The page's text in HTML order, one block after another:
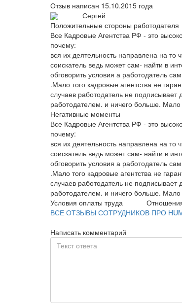
Отзыв написан 15.10.2015 года
Сергей
Положительные стороны работодателя
Все Кадровые Агентства РФ - это
почему:
вся их деятельность направлена на
соискатель ведь может сам- найти в
обговорить условия а работодатель
.Мало того кадровые агентства не
случаев работодатель не подписывает
работодателем. и ничего больше. Мало
Негативные моменты
Все Кадровые Агентства РФ - это
почему:
вся их деятельность направлена на
соискатель ведь может сам- найти в
обговорить условия а работодатель
.Мало того кадровые агентства не
случаев работодатель не подписывает
работодателем. и ничего больше. Мало
Условия оплаты труда
ВСЕ ОТЗЫВЫ СОТРУДНИКОВ ПРО
Написать комментарий